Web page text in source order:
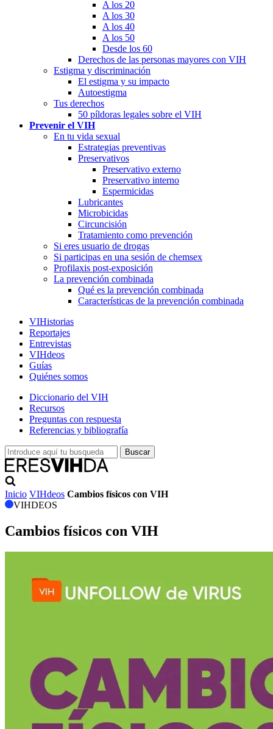
A los 20
A los 30
A los 40
A los 50
Desde los 60
Derechos de las personas mayores con VIH
Estigma y discriminación
El estigma y su impacto
Autoestigma
Tus derechos
50 píldoras legales sobre el VIH
Prevenir el VIH
En tu vida sexual
Estrategias preventivas
Preservativos
Preservativo externo
Preservativo interno
Espermicidas
Lubricantes
Microbicidas
Circuncisión
Tratamiento como prevención
Si eres usuario de drogas
Si participas en una sesión de chemsex
Profilaxis post-exposición
La prevención combinada
Qué es la prevención combinada
Características de la prevención combinada
VIHistorias
Reportajes
Entrevistas
VIHdeos
Guías
Quiénes somos
Diccionario del VIH
Recursos
Preguntas con respuesta
Referencias y bibliografía
Inicio VIHdeos Cambios físicos con VIH
VIHDEOS
Cambios físicos con VIH